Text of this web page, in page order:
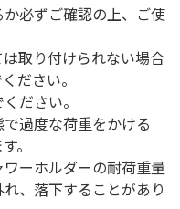
必ずご確認の上、ご使
取り付けられない場合
ださい。
ださい。
過度な荷重をかける
。
ーホルダーの耐荷重量
、落下することがあり